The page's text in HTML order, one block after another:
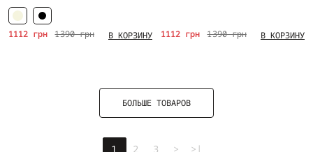
1390 грн
1112 грн В КОРЗИНУ 1390 грн
1112 грн В КОРЗИНУ
БОЛЬШЕ ТОВАРОВ
1 2 3 > >|